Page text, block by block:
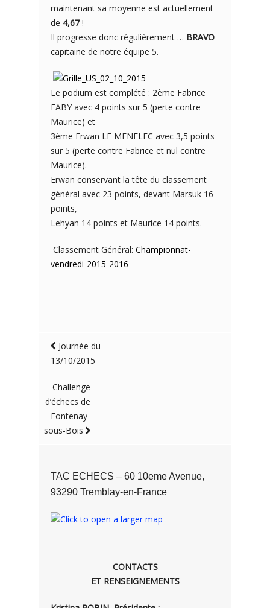
maintenant sa moyenne est actuellement
de 4,67!
Il progresse donc régulièrement … BRAVO
capitaine de notre équipe 5.
Le podium est complété : 2ème Fabrice
FABY avec 4 points sur 5 (perte contre
Maurice) et
3ème Erwan LE MENELEC avec 3,5 points
sur 5 (perte contre Fabrice et nul contre
Maurice).
Erwan conservant la tête du classement
général avec 23 points, devant Marsuk 16
points,
Lehyan 14 points et Maurice 14 points.
Classement Général: Championnat-
vendredi-2015-2016
Journée du
13/10/2015
Challenge
d’échecs de
Fontenay-
sous-Bois
TAC ECHECS – 60 10eme Avenue,
93290 Tremblay-en-France
CONTACTS
ET RENSEIGNEMENTS